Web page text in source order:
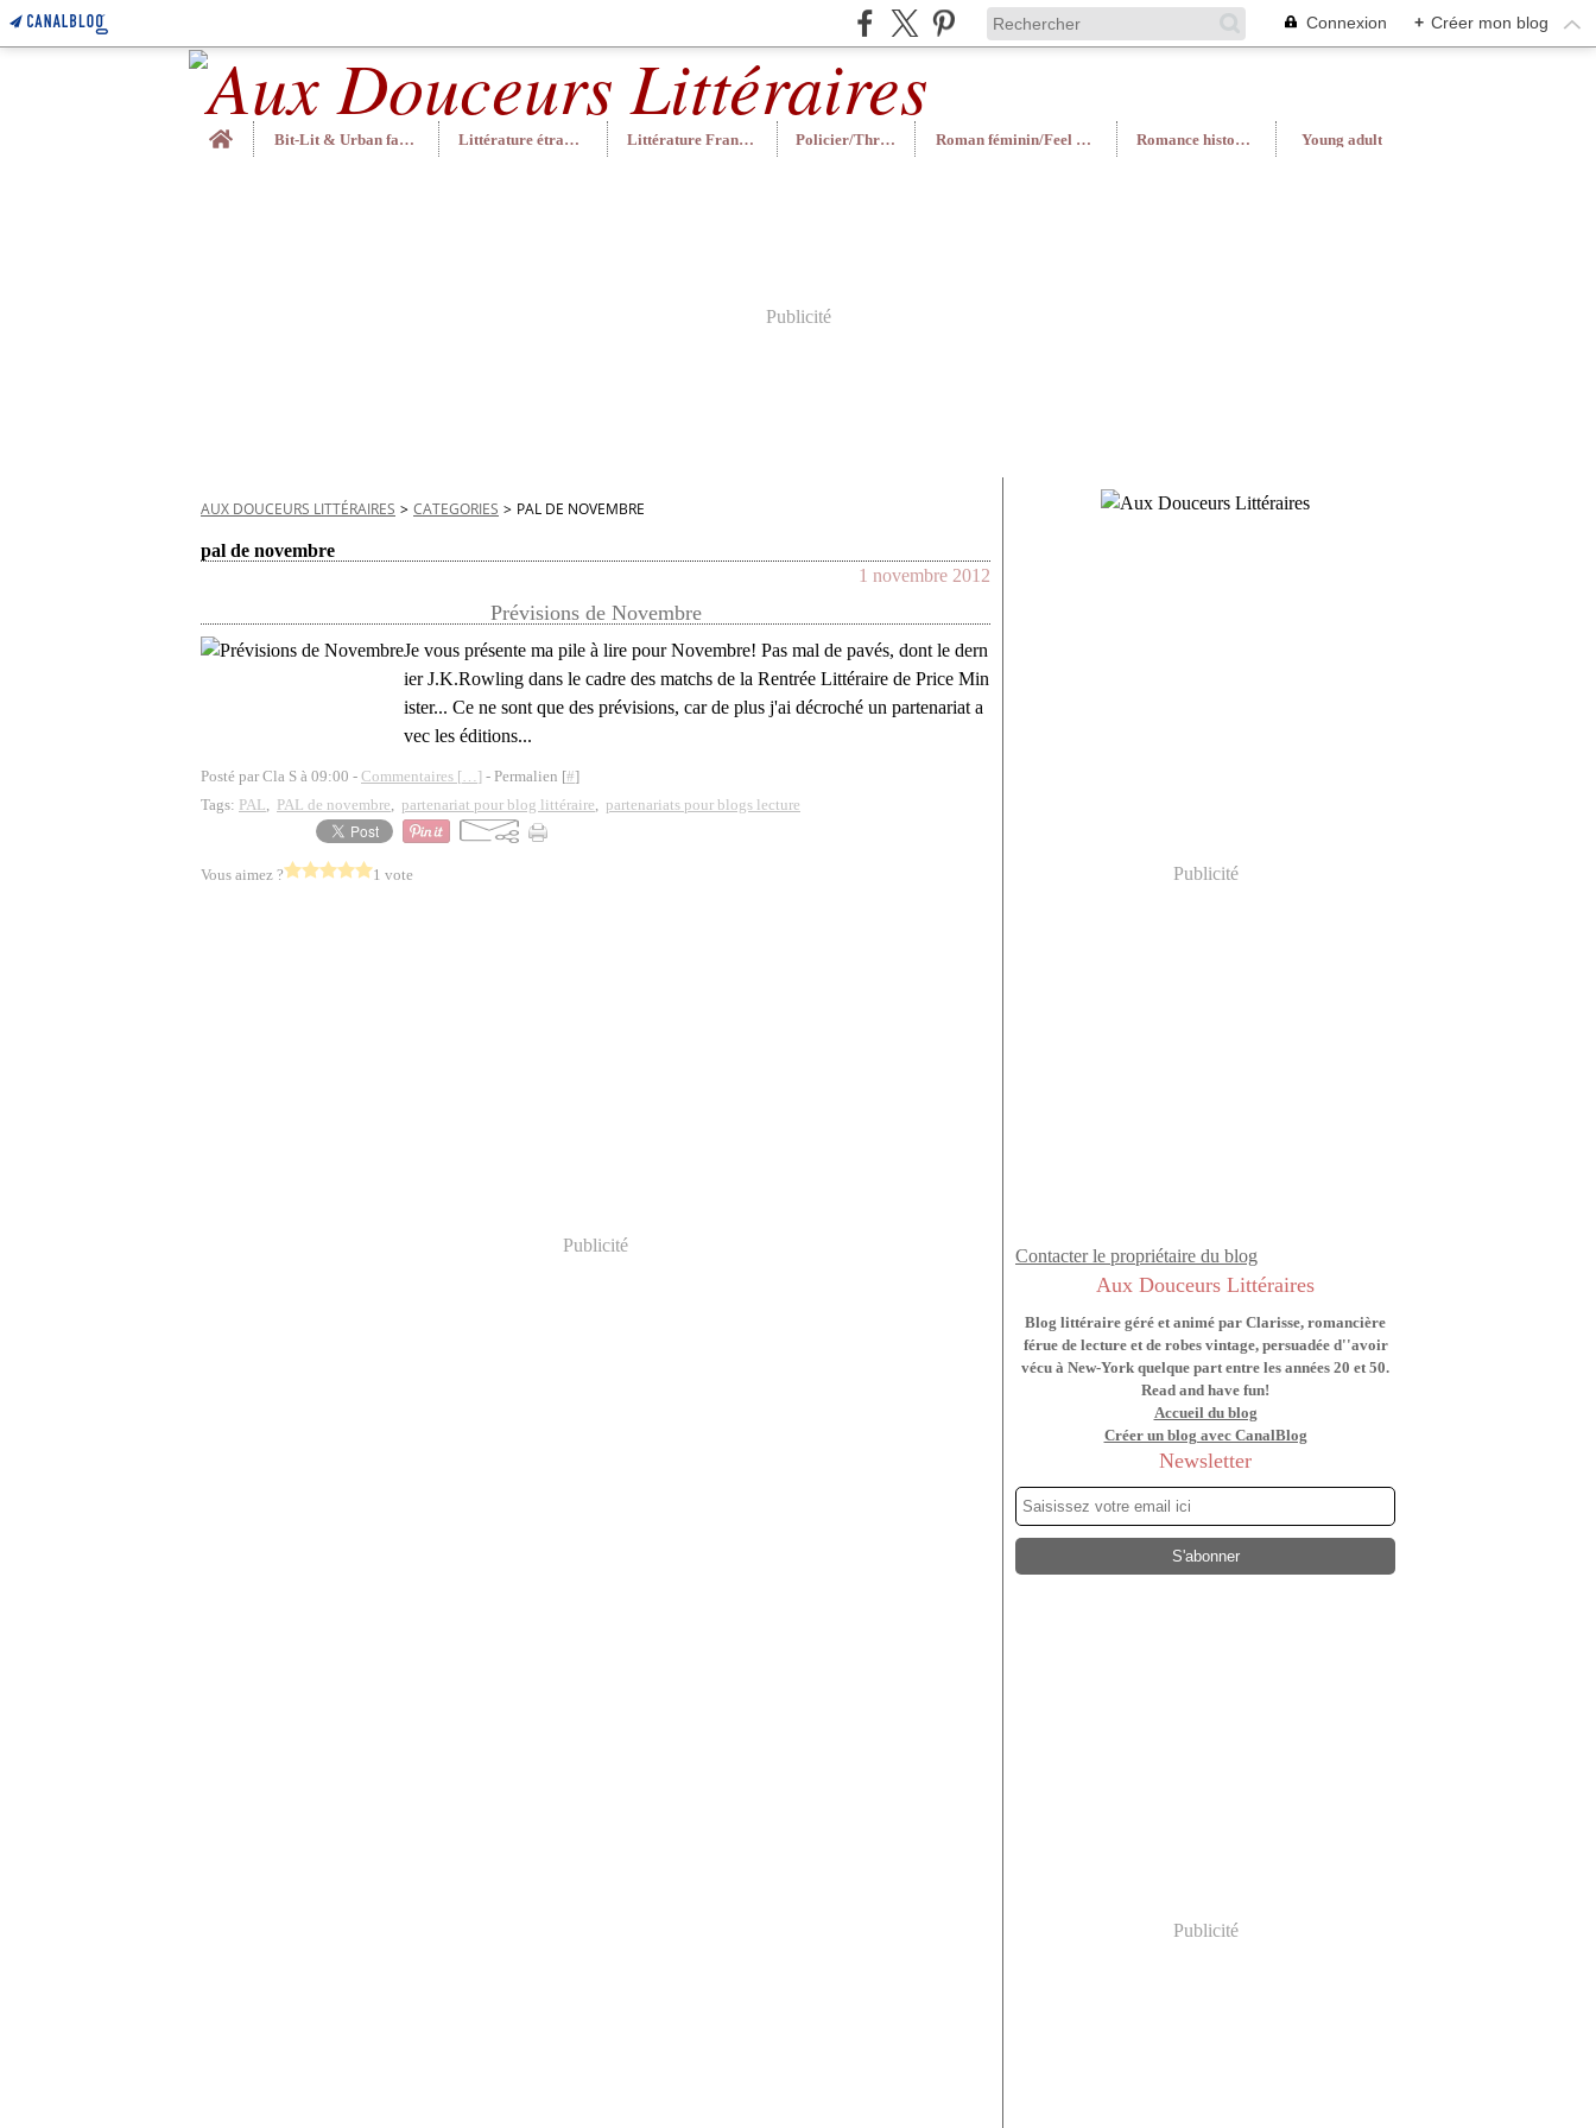
Connexion + Créer mon blog
Home
Bit-Lit & Urban fantasy Littérature étrangère Littérature Française Policier/Thriller Roman féminin/Feel Good Romance historique Young adult
Publicité
AUX DOUCEURS LITTÉRAIRES > CATEGORIES > PAL DE NOVEMBRE
pal de novembre
1 novembre 2012
Prévisions de Novembre
Je vous présente ma pile à lire pour Novembre! Pas mal de pavés, dont le dern
ier J.K.Rowling dans le cadre des matchs de la Rentrée Littéraire de Price Min
ister... Ce ne sont que des prévisions, car de plus j'ai décroché un partenariat a
vec les éditions...
Posté par Cla S à 09:00 - Commentaires […] - Permalien [#]
Tags: PAL, PAL de novembre, partenariat pour blog littéraire, partenariats pour blogs lecture
Vous aimez ? 1 vote
Publicité
Publicité
Contacter le propriétaire du blog
Aux Douceurs Littéraires
Blog littéraire géré et animé par Clarisse, romancière
férue de lecture et de robes vintage, persuadée d''avoir
vécu à New-York quelque part entre les années 20 et 50.
Read and have fun!
Accueil du blog
Créer un blog avec CanalBlog
Newsletter
Publicité